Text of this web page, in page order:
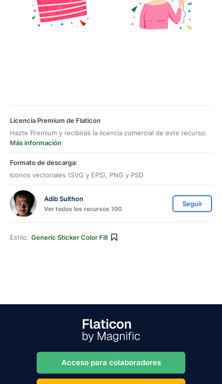
Licencia Premium de Flaticon
Hazte Premium y recibirás la licencia comercial de este recurso.
Más información
Formato de descarga:
Iconos vectoriales (SVG y EPS), PNG y PSD
Adib Sulthon
Ver todos los recursos 100
Seguir
Estilo: Generic Sticker Color Fill
Acceso para colaboradores